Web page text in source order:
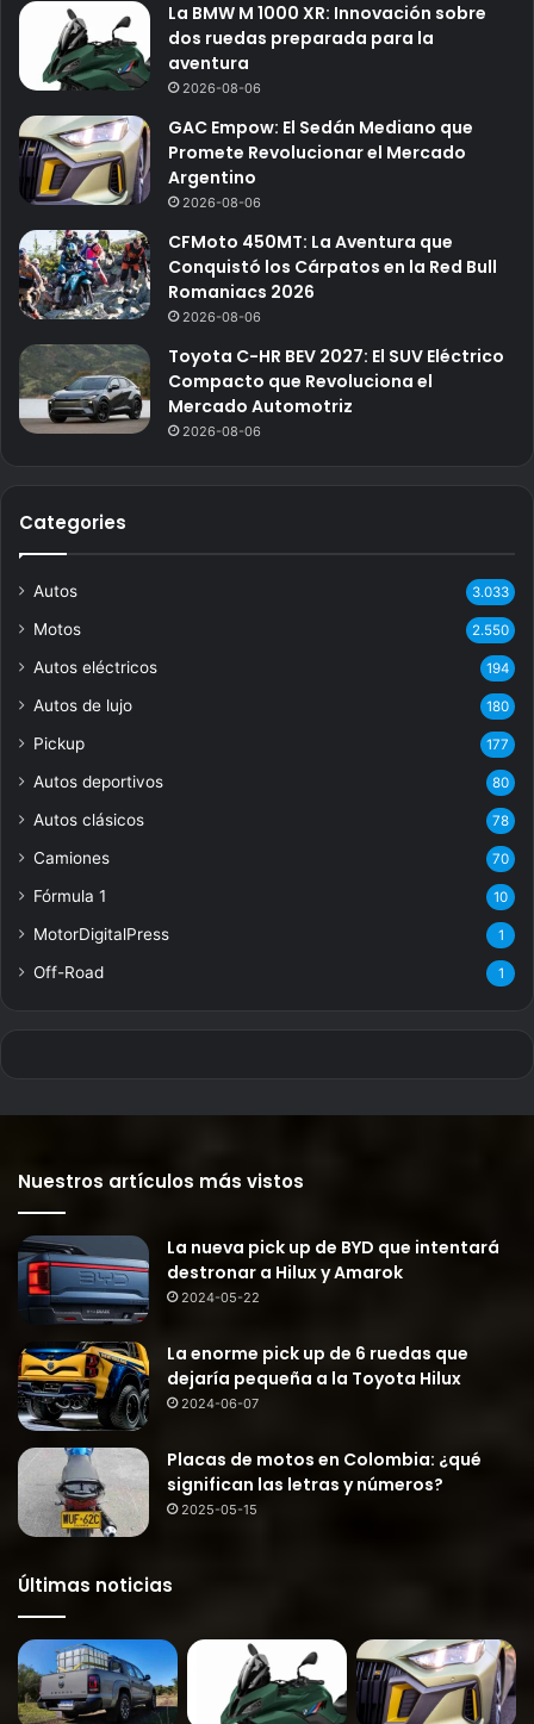
La BMW M 1000 XR: Innovación sobre
dos ruedas preparada para la
aventura
2026-08-06
GAC Empow: El Sedán Mediano que
Promete Revolucionar el Mercado
Argentino
2026-08-06
CFMoto 450MT: La Aventura que
Conquistó los Cárpatos en la Red Bull
Romaniacs 2026
2026-08-06
Toyota C-HR BEV 2027: El SUV Eléctrico
Compacto que Revoluciona el
Mercado Automotriz
2026-08-06
Categories
Autos 3.033
Motos 2.550
Autos eléctricos 194
Autos de lujo 180
Pickup 177
Autos deportivos 80
Autos clásicos 78
Camiones 70
Fórmula 1 10
MotorDigitalPress 1
Off-Road 1
Nuestros artículos más vistos
La nueva pick up de BYD que intentará
destronar a Hilux y Amarok
2024-05-22
La enorme pick up de 6 ruedas que
dejaría pequeña a la Toyota Hilux
2024-06-07
Placas de motos en Colombia: ¿qué
significan las letras y números?
2025-05-15
Últimas noticias